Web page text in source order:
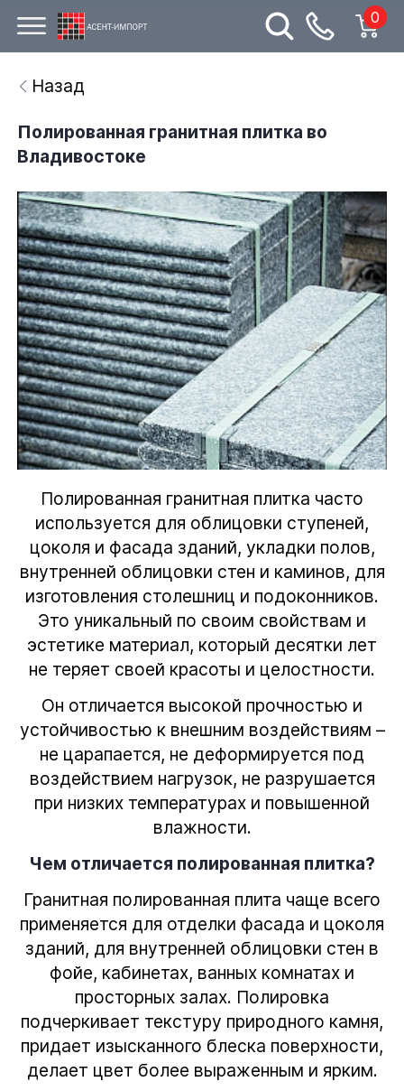
0
Назад
Полированная гранитная плитка во
Владивостоке
Полированная гранитная плитка часто
используется для облицовки ступеней,
цоколя и фасада зданий, укладки полов,
внутренней облицовки стен и каминов, для
изготовления столешниц и подоконников.
Это уникальный по своим свойствам и
эстетике материал, который десятки лет
не теряет своей красоты и целостности.
Он отличается высокой прочностью и
устойчивостью к внешним воздействиям –
не царапается, не деформируется под
воздействием нагрузок, не разрушается
при низких температурах и повышенной
влажности.
Чем отличается полированная плитка?
Гранитная полированная плита чаще всего
применяется для отделки фасада и цоколя
зданий, для внутренней облицовки стен в
фойе, кабинетах, ванных комнатах и
просторных залах. Полировка
подчеркивает текстуру природного камня,
придает изысканного блеска поверхности,
делает цвет более выраженным и ярким.